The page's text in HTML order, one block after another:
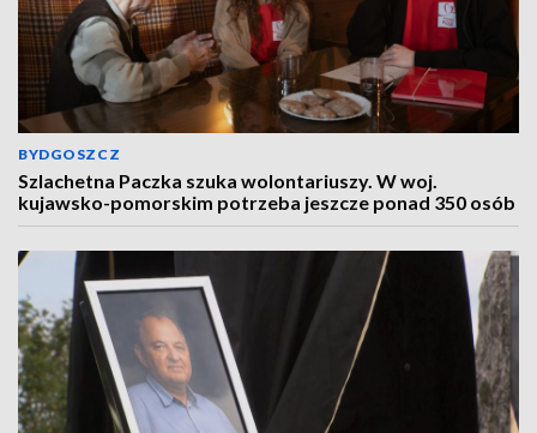
BYDGOSZCZ
Szlachetna Paczka szuka wolontariuszy. W woj.
kujawsko-pomorskim potrzeba jeszcze ponad 350 osób